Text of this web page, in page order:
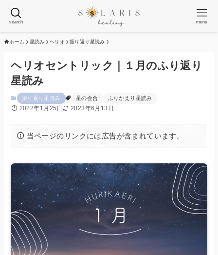
search menu
ホーム 星読み ヘリオ 振り返り星読み
ヘリオセントリック｜１月のふり返り
星読み
振り返り星読み 星の会合 ふりかえり星読み
2022年1月25日 2023年6月13日
当ページのリンクには広告が含まれています。